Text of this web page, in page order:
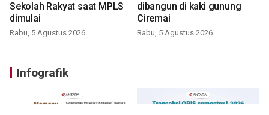
Sekolah Rakyat saat MPLS
dimulai
Rabu, 5 Agustus 2026
dibangun di kaki gunung
Ciremai
Rabu, 5 Agustus 2026
Infografik